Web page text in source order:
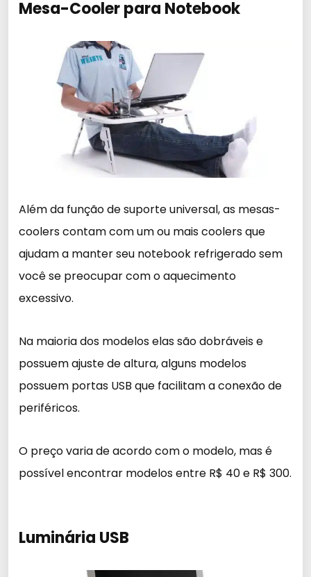
Mesa-Cooler para Notebook
Além da função de suporte universal, as mesas-
coolers contam com um ou mais coolers que
ajudam a manter seu notebook refrigerado sem
você se preocupar com o aquecimento
excessivo.
Na maioria dos modelos elas são dobráveis e
possuem ajuste de altura, alguns modelos
possuem portas USB que facilitam a conexão de
periféricos.
O preço varia de acordo com o modelo, mas é
possível encontrar modelos entre R$ 40 e R$ 300.
Luminária USB